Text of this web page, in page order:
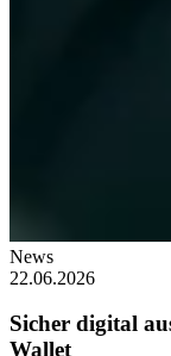
News
22.06.2026
Sicher digital
Wallet